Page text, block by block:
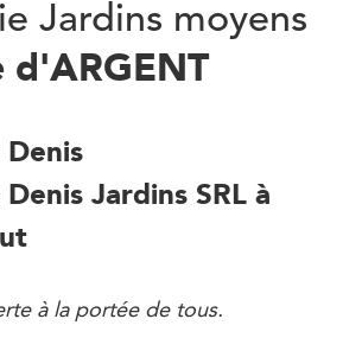
Jardins moyens
Jardins SRL à
à la portée de tous.